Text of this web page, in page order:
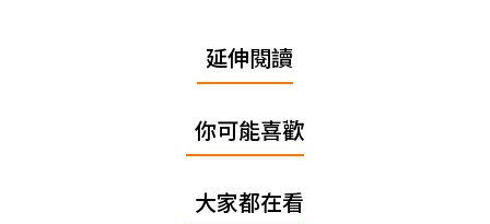
延伸閱讀
你可能喜歡
大家都在看